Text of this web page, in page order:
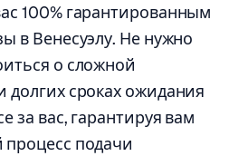
100% гарантированным
в Венесуэлу. Не нужно
о сложной
сроках ожидания
за вас, гарантируя вам
подачи